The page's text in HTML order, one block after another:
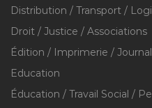
Distribution / Transport /
Droit / Justice / Associations
Édition / Imprimerie /
Education
Éducation / Travail Social /